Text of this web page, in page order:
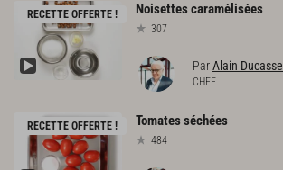
RECETTE OFFERTE ! Noisettescaramélisées
307
ParAlain Ducasse
CHEF
RECETTE OFFERTE ! Tomatesséchées
484